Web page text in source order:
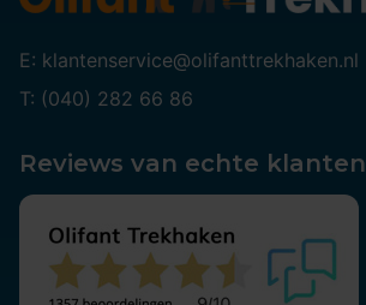
E: klantenservice@olifanttrekhaken.nl
T: (040) 282 66 86
Reviews van echte klanten